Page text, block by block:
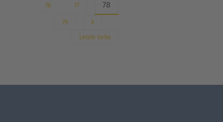
76 77 78
79
Letzte Seite